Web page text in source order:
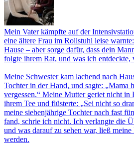
Mein Vater kämpfte auf der
eine ältere Frau im Rollstuhl leise
Hause – aber sorge dafür, dass dein
folgte ihrem Rat, und was ich entdeckte,
Meine Schwester kam lachend nach
Tochter in der Hand, und sagte: „Mama
vergessen.“ Meine Mutter geriet nicht in
ihrem Tee und flüsterte: „Sei nicht so
meine siebenjährige Tochter nach fast
fand, schrie ich nicht. Ich verlangte die
und was darauf zu sehen war, ließ
werden.